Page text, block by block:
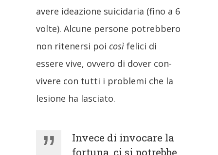
avere ideazione suicidaria (fino a 6
volte). Alcune persone potrebbero
non ritenersi poi così felici di
essere vive, ovvero di dover con-
vivere con tutti i problemi che la
lesione ha lasciato.
Invece di invocare la
fortuna, ci si potrebbe